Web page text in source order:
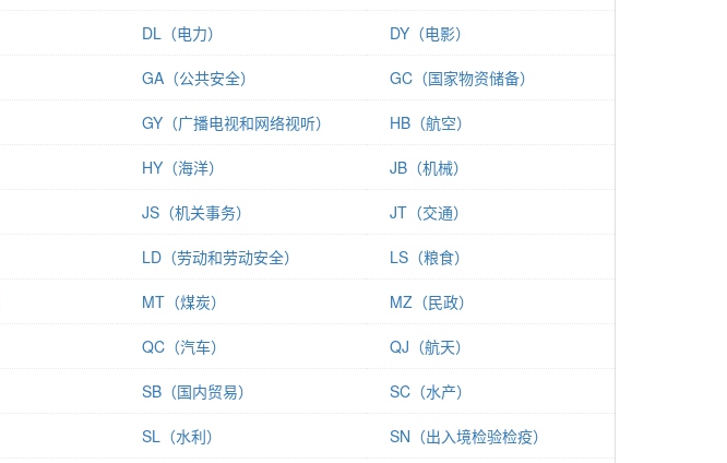
DL（电力） DY（电影）
GA（公共安全） GC（国家物资储备）
GY（广播电视和网络视听） HB（航空）
HY（海洋） JB（机械）
JS（机关事务） JT（交通）
LD（劳动和劳动安全） LS（粮食）
MT（煤炭） MZ（民政）
QC（汽车） QJ（航天）
SB（国内贸易） SC（水产）
SL（水利） SN（出入境检验检疫）